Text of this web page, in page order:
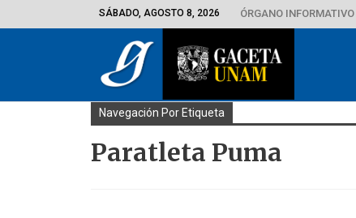
SÁBADO, AGOSTO 8, 2026 ÓRGANO
Navegación Por Etiqueta
Paratleta Puma